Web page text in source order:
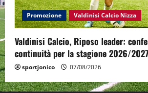
Promozione Valdinisi Calcio Nizza
Valdinisi Calcio, Riposo leader:
continuità per la stagione 2026/
sportjonico 07/08/2026